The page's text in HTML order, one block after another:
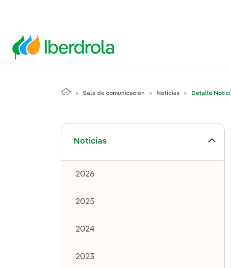
Sala de comunicación Noticias Detalle
Noticias
Alternar el submenú para Noticias
2026
2025
2024
2023